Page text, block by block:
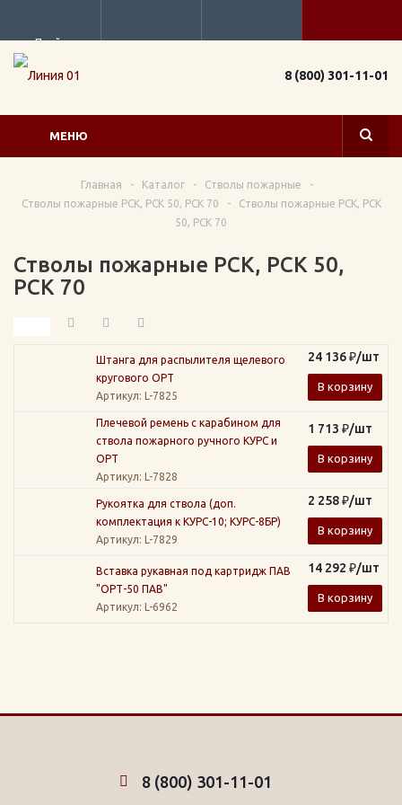
Прайс
8 (800) 301-11-01
МЕНЮ
Главная - Каталог - Стволы пожарные
-
Стволы пожарные РСК, РСК 50, РСК 70
-
Стволы пожарные РСК, РСК
50, РСК 70
Стволы пожарные РСК, РСК 50,
РСК 70
Штанга для распылителя щелевого
кругового ОРТ
Артикул: L-7825
24 136₽/шт
В корзину
Плечевой ремень с карабином для
ствола пожарного ручного КУРС и
ОРТ
Артикул: L-7828
1 713 ₽/шт
В корзину
Рукоятка для ствола (доп.
комплектация к КУРС-10; КУРС-8БР)
Артикул: L-7829
2 258₽/шт
В корзину
Вставка рукавная под картридж ПАВ
"ОРТ-50 ПАВ"
Артикул: L-6962
14 292 ₽/шт
В корзину
8 (800) 301-11-01